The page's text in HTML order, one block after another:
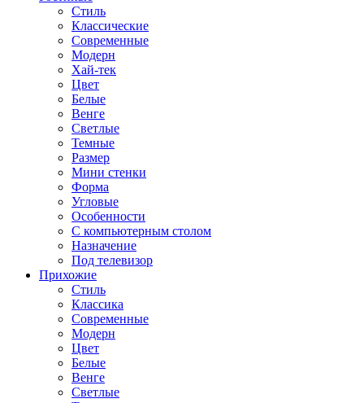
Стиль
Классические
Современные
Модерн
Хай-тек
Цвет
Белые
Венге
Светлые
Темные
Размер
Мини стенки
Форма
Угловые
Особенности
С компьютерным столом
Назначение
Под телевизор
Прихожие
Стиль
Классика
Современные
Модерн
Цвет
Белые
Венге
Светлые